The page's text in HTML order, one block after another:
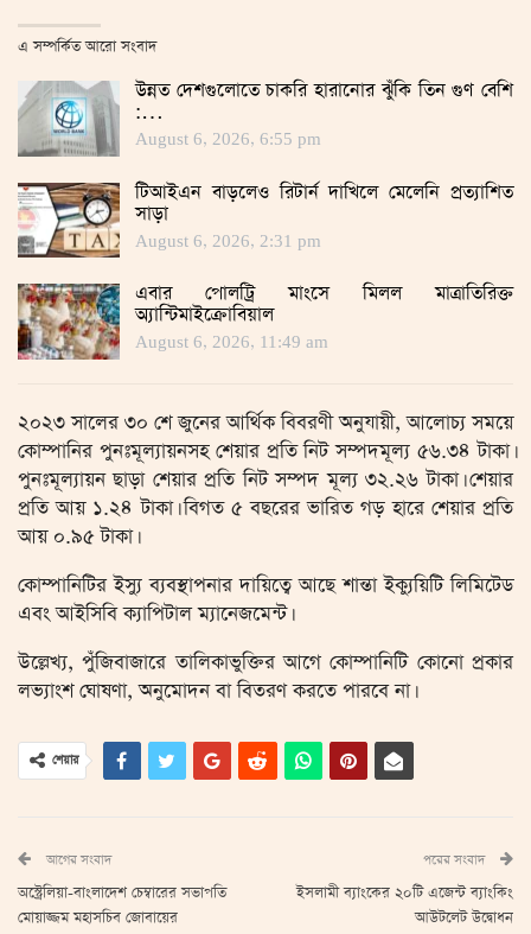
এ সম্পর্কিত আরো সংবাদ
উন্নত দেশগুলোতে চাকরি হারানোর ঝুঁকি তিন গুণ বেশি
:…
August 6, 2026, 6:55 pm
টিআইএন বাড়লেও রিটার্ন দাখিলে মেলেনি প্রত্যাশিত
সাড়া
August 6, 2026, 2:31 pm
এবার পোলট্রি মাংসে মিলল মাত্রাতিরিক্ত
অ্যান্টিমাইক্রোবিয়াল
August 6, 2026, 11:49 am
২০২৩ সালের ৩০ শে জুনের আর্থিক বিবরণী অনুযায়ী, আলোচ্য সময়ে
কোম্পানির পুনঃমূল্যায়নসহ শেয়ার প্রতি নিট সম্পদমূল্য ৫৬.৩৪ টাকা।
পুনঃমূল্যায়ন ছাড়া শেয়ার প্রতি নিট সম্পদ মূল্য ৩২.২৬ টাকা। শেয়ার
প্রতি আয় ১.২৪ টাকা। বিগত ৫ বছরের ভারিত গড় হারে শেয়ার প্রতি
আয় ০.৯৫ টাকা।
কোম্পানিটির ইস্যু ব্যবস্থাপনার দায়িত্বে আছে শান্তা ইক্যুয়িটি লিমিটেড
এবং আইসিবি ক্যাপিটাল ম্যানেজমেন্ট।
উল্লেখ্য, পুঁজিবাজারে তালিকাভুক্তির আগে কোম্পানিটি কোনো প্রকার
লভ্যাংশ ঘোষণা, অনুমোদন বা বিতরণ করতে পারবে না।
শেয়ার
আগের সংবাদ
অস্ট্রেলিয়া-বাংলাদেশ চেম্বারের সভাপতি
মোয়াজ্জম মহাসচিব জোবায়ের
পরের সংবাদ
ইসলামী ব্যাংকের ২০টি এজেন্ট ব্যাংকিং
আউটলেট উদ্বোধন